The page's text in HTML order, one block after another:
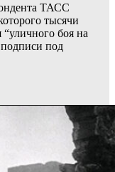
ТАСС
тысячи
боя на
под